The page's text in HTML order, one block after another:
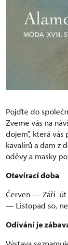
Pojďte do
Zveme vás na
dojem”, která vás
kavalírů a dam z
oděvy a masky
Otevírací doba
Červen — Září út
— Listopad so,
Odívání je